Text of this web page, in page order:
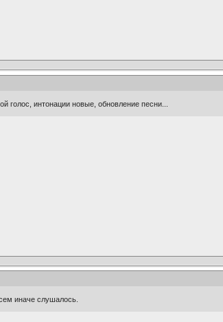
голос, интонации новые, обновление песни...
иначе слушалось.